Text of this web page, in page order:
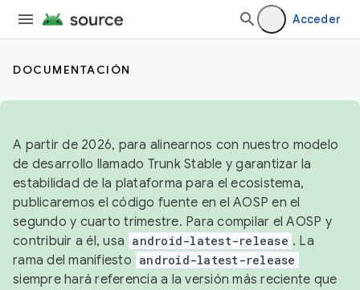
Acceder
DOCUMENTACIÓN
A partir de 2026, para alinearnos con nuestro modelo
de desarrollo llamado Trunk Stable y garantizar la
estabilidad de la plataforma para el ecosistema,
publicaremos el código fuente en el AOSP en el
segundo y cuarto trimestre. Para compilar el AOSP y
contribuir a él, usa android-latest-release . La
rama del manifiesto android-latest-release
siempre hará referencia a la versión más reciente que